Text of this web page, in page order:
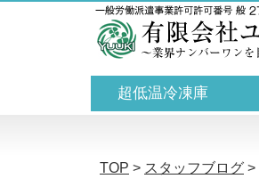
超低温冷凍庫
TOP > スタッフブログ >